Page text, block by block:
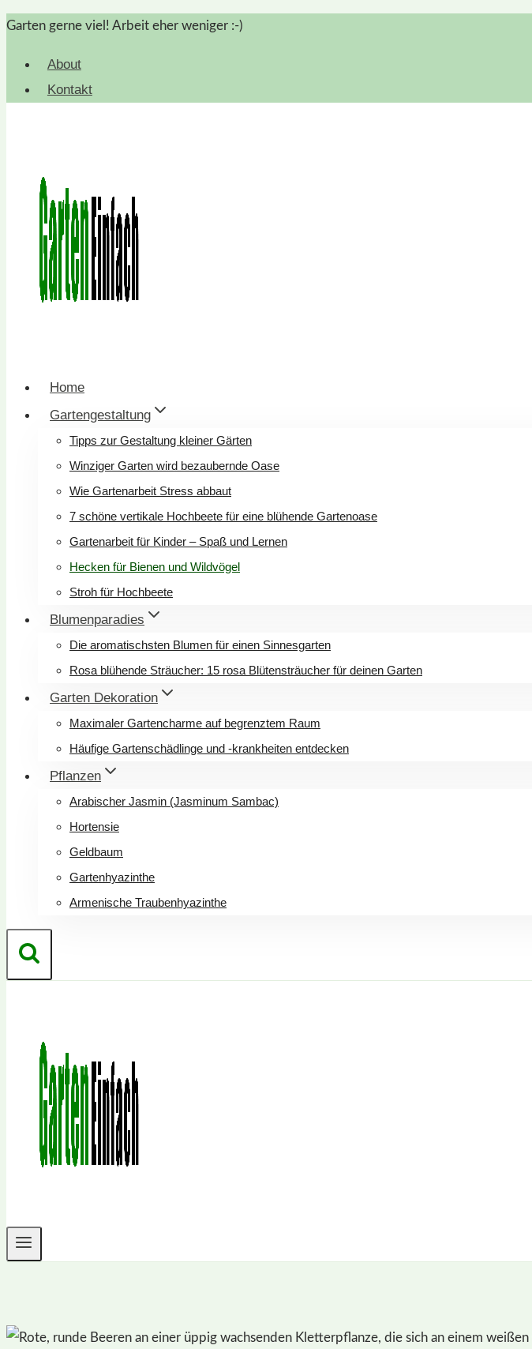
Zum
Garten gerne viel! Arbeit eher weniger :-)
About
Kontakt
Home
Gartengestaltung
Tipps zur Gestaltung kleiner Gärten
Winziger Garten wird bezaubernde Oase
Wie Gartenarbeit Stress abbaut
7 schöne vertikale Hochbeete für eine blühende Gartenoase
Gartenarbeit für Kinder – Spaß und Lernen
Hecken für Bienen und Wildvögel
Stroh für Hochbeete
Blumenparadies
Die aromatischsten Blumen für einen Sinnesgarten
Rosa blühende Sträucher: 15 rosa Blütensträucher für deinen Garten
Garten Dekoration
Maximaler Gartencharme auf begrenztem Raum
Häufige Gartenschädlinge und -krankheiten entdecken
Pflanzen
Arabischer Jasmin (Jasminum Sambac)
Hortensie
Geldbaum
Gartenhyazinthe
Armenische Traubenhyazinthe